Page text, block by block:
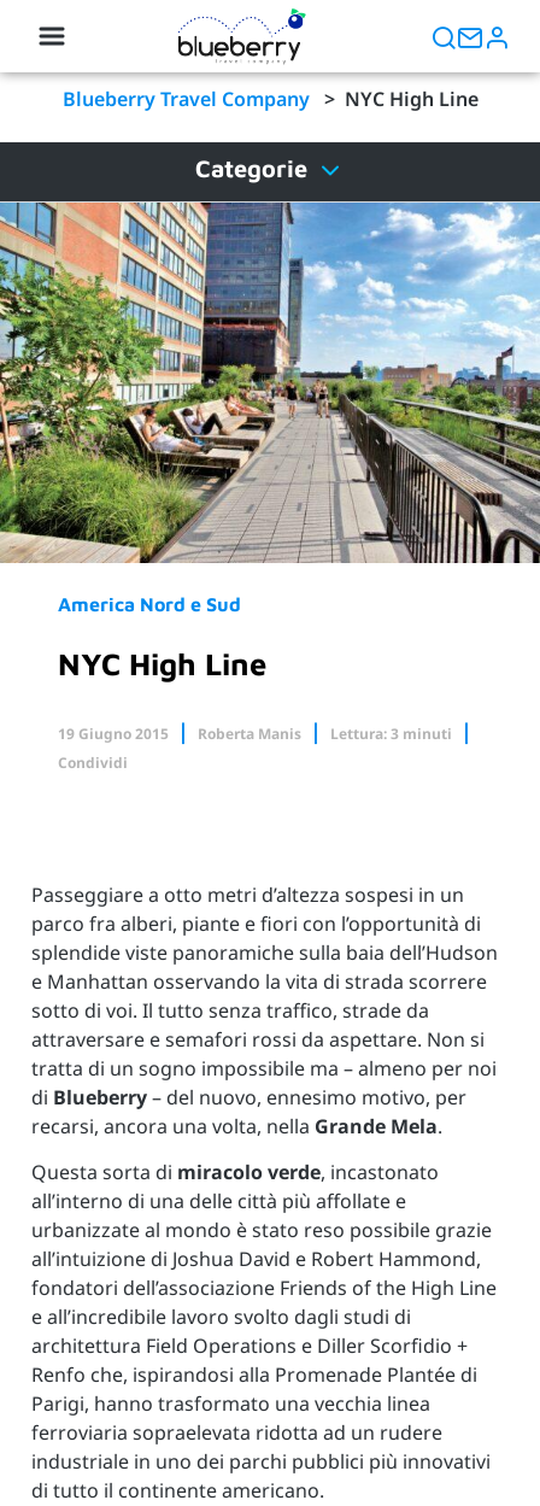
Blueberry Travel Company> NYC High Line
Categorie
America Nord e Sud
NYC High Line
19 Giugno 2015 Roberta Manis
Lettura: 3 minuti
Condividi
Passeggiare a otto metri d’altezza sospesi in un
parco fra alberi, piante e fiori con l’opportunità di
splendide viste panoramiche sulla baia dell’Hudson
e Manhattan osservando la vita di strada scorrere
sotto di voi. Il tutto senza traffico, strade da
attraversare e semafori rossi da aspettare. Non si
tratta di un sogno impossibile ma – almeno per noi
di Blueberry– del nuovo, ennesimo motivo, per
recarsi, ancora una volta, nella Grande Mela.
Questa sorta di miracolo verde, incastonato
all’interno di una delle città più affollate e
urbanizzate al mondo è stato reso possibile grazie
all’intuizione di Joshua David e Robert Hammond,
fondatori dell’associazione Friends of the High Line
e all’incredibile lavoro svolto dagli studi di
architettura Field Operations e Diller Scorfidio +
Renfo che, ispirandosi alla Promenade Plantée di
Parigi, hanno trasformato una vecchia linea
ferroviaria sopraelevata ridotta ad un rudere
industriale in uno dei parchi pubblici più innovativi
di tutto il continente americano.